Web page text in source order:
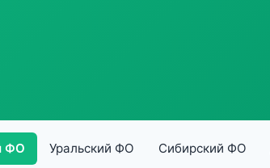
ФО Уральский ФО Сибирский ФО